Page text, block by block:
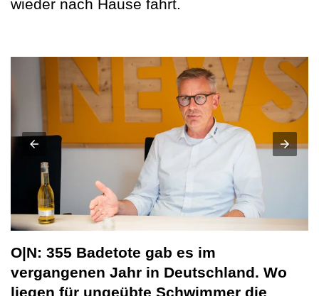
wieder nach Hause fährt.
O|N: 355 Badetote gab es im
vergangenen Jahr in Deutschland. Wo
liegen für ungeübte Schwimmer die